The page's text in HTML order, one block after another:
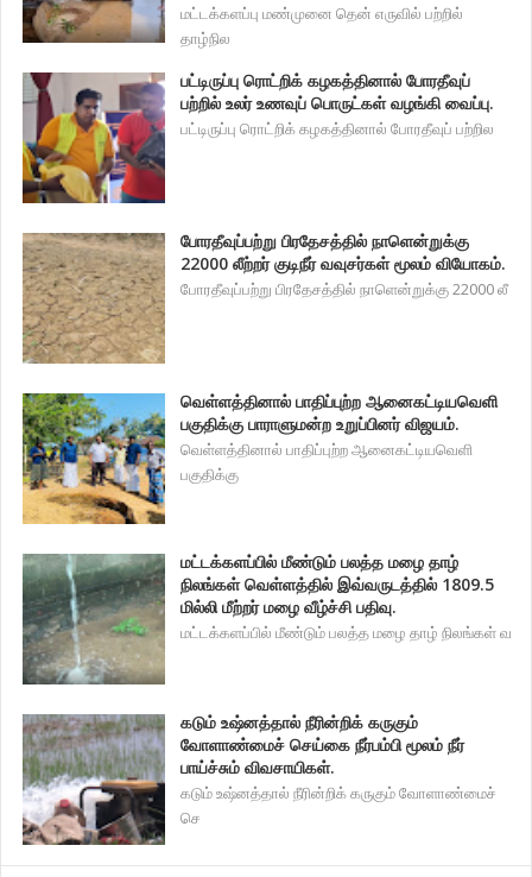
மட்டக்களப்பு மண்முனை தென் எருவில் பற்றில்
தாழ்நில
பட்டிருப்பு ரொட்றிக் கழகத்தினால் போரதீவுப்
பற்றில் உலர் உணவுப் பொருட்கள் வழங்கி வைப்பு.
பட்டிருப்பு ரொட்றிக் கழகத்தினால் போரதீவுப் பற்றில
போரதீவுப்பற்று பிரதேசத்தில் நாளென்றுக்கு
22000 லீற்றர் குடிநீர் வவுசர்கள் மூலம் வியோகம்.
போரதீவுப்பற்று பிரதேசத்தில் நாளென்றுக்கு 22000 லீ
வெள்ளத்தினால் பாதிப்புற்ற ஆனைகட்டியவெளி
பகுதிக்கு பாராளுமன்ற உறுப்பினர் விஜயம்.
வெள்ளத்தினால் பாதிப்புற்ற ஆனைகட்டியவெளி
பகுதிக்கு
மட்டக்களப்பில் மீண்டும் பலத்த மழை தாழ்
நிலங்கள் வெள்ளத்தில் இவ்வருடத்தில் 1809.5
மில்லி மீற்றர் மழை வீழ்ச்சி பதிவு.
மட்டக்களப்பில் மீண்டும் பலத்த மழை தாழ் நிலங்கள் வ
கடும் உஷ்னத்தால் நீரின்றிக் கருகும்
வோளாண்மைச் செய்கை நீர்பம்பி மூலம் நீர்
பாய்ச்சும் விவசாயிகள்.
கடும் உஷ்னத்தால் நீரின்றிக் கருகும் வோளாண்மைச்
செ